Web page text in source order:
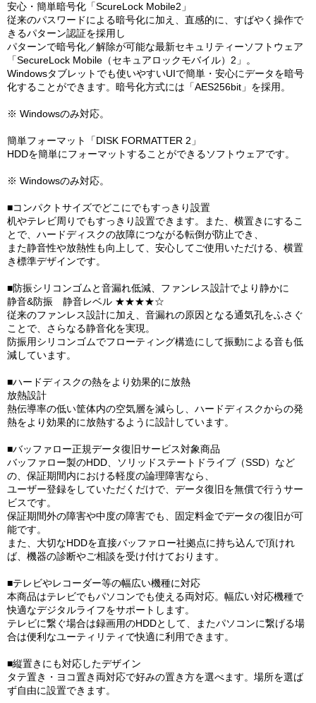
安心・簡単暗号化「ScureLock Mobile2」
従来のパスワードによる暗号化に加え、直感的に、すばやく操作で
きるパターン認証を採用し
パターンで暗号化／解除が可能な最新セキュリティーソフトウェア
「SecureLock Mobile（セキュアロックモバイル）2」。
Windowsタブレットでも使いやすいUIで簡単・安心にデータを暗号
化することができます。暗号化方式には「AES256bit」を採用。
※ Windowsのみ対応。
簡単フォーマット「DISK FORMATTER 2」
HDDを簡単にフォーマットすることができるソフトウェアです。
※ Windowsのみ対応。
■コンパクトサイズでどこにでもすっきり設置
机やテレビ周りでもすっきり設置できます。また、横置きにするこ
とで、ハードディスクの故障につながる転倒が防止でき、
また静音性や放熱性も向上して、安心してご使用いただける、横置
き標準デザインです。
■防振シリコンゴムと音漏れ低減、ファンレス設計でより静かに
静音&防振 静音レベル ★★★★☆
従来のファンレス設計に加え、音漏れの原因となる通気孔をふさぐ
ことで、さらなる静音化を実現。
防振用シリコンゴムでフローティング構造にして振動による音も低
減しています。
■ハードディスクの熱をより効果的に放熱
放熱設計
熱伝導率の低い筐体内の空気層を減らし、ハードディスクからの発
熱をより効果的に放熱するように設計しています。
■バッファロー正規データ復旧サービス対象商品
バッファロー製のHDD、ソリッドステートドライブ（SSD）など
の、保証期間内における軽度の論理障害なら、
ユーザー登録をしていただくだけで、データ復旧を無償で行うサー
ビスです。
保証期間外の障害や中度の障害でも、固定料金でデータの復旧が可
能です。
また、大切なHDDを直接バッファロー社拠点に持ち込んで頂けれ
ば、機器の診断やご相談を受け付けております。
■テレビやレコーダー等の幅広い機種に対応
本商品はテレビでもパソコンでも使える両対応。幅広い対応機種で
快適なデジタルライフをサポートします。
テレビに繋ぐ場合は録画用のHDDとして、またパソコンに繋げる場
合は便利なユーティリティで快適に利用できます。
■縦置きにも対応したデザイン
タテ置き・ヨコ置き両対応で好みの置き方を選べます。場所を選ば
ず自由に設置できます。